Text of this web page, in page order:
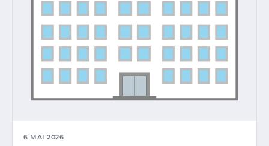
6 MAI 2026